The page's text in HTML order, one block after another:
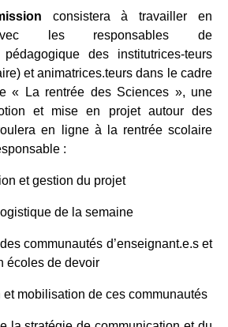
consistera à travailler en
les responsables de
pédagogique des institutrices-teurs
et animatrices.teurs dans le cadre
« La rentrée des Sciences », une
et mise en projet autour des
en ligne à la rentrée scolaire
:
et gestion du projet
de la semaine
communautés d’enseignant.e.s et
écoles de devoir
mobilisation de ces communautés